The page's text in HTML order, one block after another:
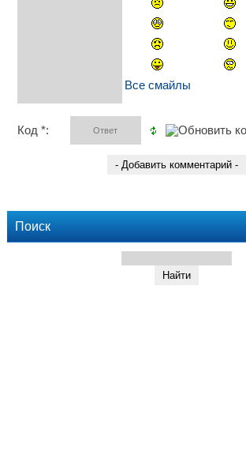
Все смайлы
Код *:
Поиск